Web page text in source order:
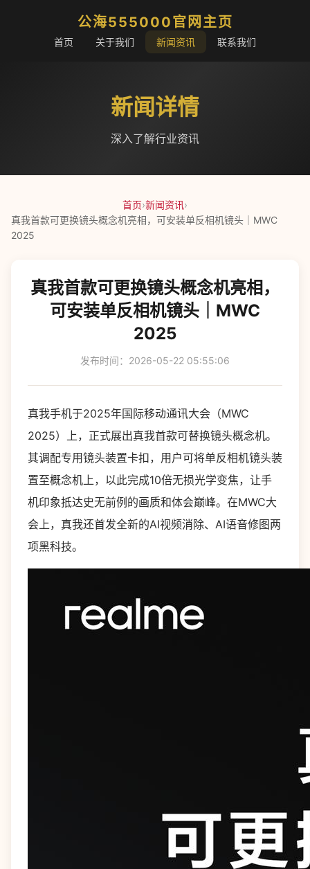
公海555000官网主页
首页 关于我们 新闻资讯 联系我们
新闻详情
深入了解行业资讯
首页›新闻资讯›
真我首款可更换镜头概念机亮相，可安装单反相机镜头｜MWC
2025
真我首款可更换镜头概念机亮相，
可安装单反相机镜头｜MWC
2025
发布时间：2026-05-22 05:55:06
真我手机于2025年国际移动通讯大会（MWC
2025）上，正式展出真我首款可替换镜头概念机。
其调配专用镜头装置卡扣，用户可将单反相机镜头装
置至概念机上，以此完成10倍无损光学变焦，让手
机印象抵达史无前例的画质和体会巅峰。在MWC大
会上，真我还首发全新的AI视频消除、AI语音修图两
项黑科技。